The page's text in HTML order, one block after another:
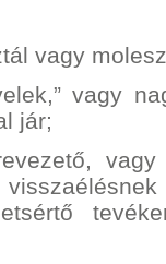
vagy
vagy
jár;